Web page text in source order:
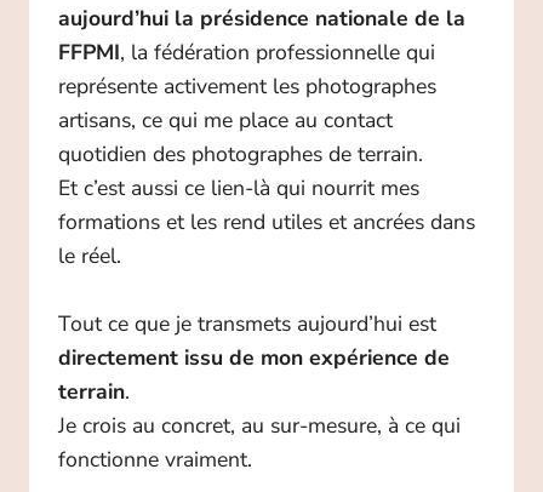
aujourd’hui la présidence nationale de la
FFPMI, la fédération professionnelle qui
représente activement les photographes
artisans, ce qui me place au contact
quotidien des photographes de terrain.
Et c’est aussi ce lien-là qui nourrit mes
formations et les rend utiles et ancrées dans
le réel.
Tout ce que je transmets aujourd’hui est
directement issu de mon expérience de
terrain.
Je crois au concret, au sur-mesure, à ce qui
fonctionne vraiment.